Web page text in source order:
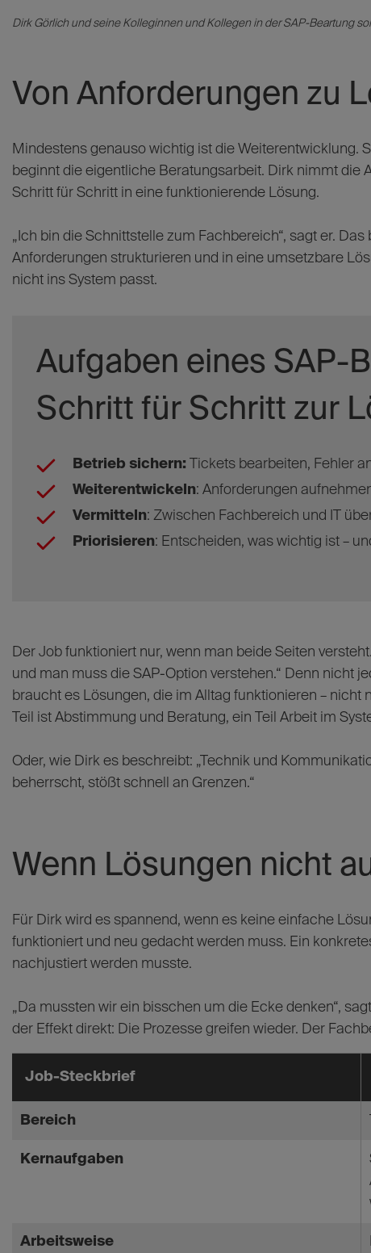
Dirk Görlich und seine Kolleginnen und Kollegen in der SAP-Beartung
Von Anforderungen zu
Mindestens genauso wichtig ist die Weiterentwicklung.
beginnt die eigentliche Beratungsarbeit. Dirk nimmt die
Schritt für Schritt in eine funktionierende Lösung.
„Ich bin die Schnittstelle zum Fachbereich“, sagt er.
Anforderungen strukturieren und in eine umsetzbare
nicht ins System passt.
Aufgaben eines SAP-
Schritt für Schritt zur
Betrieb sichern: Tickets bearbeiten, Fehler
Weiterentwickeln: Anforderungen
Vermitteln: Zwischen Fachbereich und IT
Priorisieren: Entscheiden, was wichtig ist –
Der Job funktioniert nur, wenn man beide Seiten
und man muss die SAP-Option verstehen.“ Denn nicht
braucht es Lösungen, die im Alltag funktionieren – nicht
Teil ist Abstimmung und Beratung, ein Teil Arbeit im
Oder, wie Dirk es beschreibt: „Technik und
beherrscht, stößt schnell an Grenzen.“
Wenn Lösungen nicht
Für Dirk wird es spannend, wenn es keine einfache
funktioniert und neu gedacht werden muss. Ein
nachjustiert werden musste.
„Da mussten wir ein bisschen um die Ecke denken“,
der Effekt direkt: Die Prozesse greifen wieder. Der
Job-Steckbrief
Bereich
Kernaufgaben
Arbeitsweise